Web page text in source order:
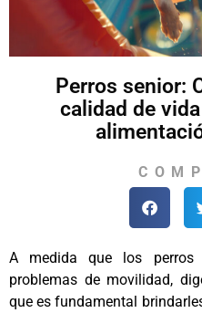
Perros senior:
calidad de
A medida que los perros
problemas de movilidad,
que es fundamental